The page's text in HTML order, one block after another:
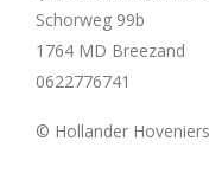
Schorweg 99b
1764 MD Breezand
0622776741
© Hollander Hoveniers